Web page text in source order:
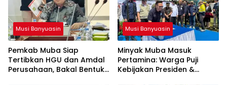
Musi Banyuasin
Pemkab Muba Siap
Tertibkan HGU dan Amdal
Perusahaan, Bakal Bentuk
Musi Banyuasin
Minyak Muba Masuk
Pertamina: Warga Puji
Kebijakan Presiden &